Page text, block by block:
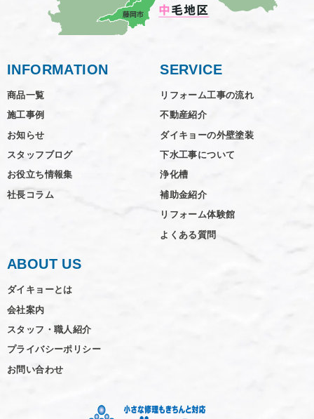
INFORMATION
商品一覧
施工事例
お知らせ
スタッフブログ
お役立ち情報集
社長コラム
SERVICE
リフォーム工事の流れ
不動産紹介
ダイキョーの外壁塗装
下水工事について
浄化槽
補助金紹介
リフォーム体験館
よくある質問
ABOUT US
ダイキョーとは
会社案内
スタッフ・職人紹介
プライバシーポリシー
お問い合わせ